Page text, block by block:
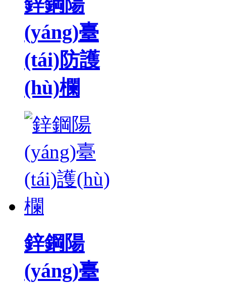
(yáng)臺
(tái)防護
(hù)欄
鋅鋼陽
(yáng)臺